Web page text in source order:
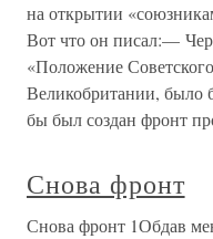
на открытии
Вот что он писал:—
«Положение
Великобритании, было
бы был создан фронт
Снова фронт
Снова фронт 1Обдав